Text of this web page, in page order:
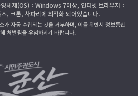
체제(OS)：Windows 7이상, 인터넷 브라우저：
, 크롬, 사파리에 최적화 되어있습니다.
가 자동 수집되는 것을 거부하며, 이를 위반시 정보통신
처벌됨을 유념하시기 바랍니다.